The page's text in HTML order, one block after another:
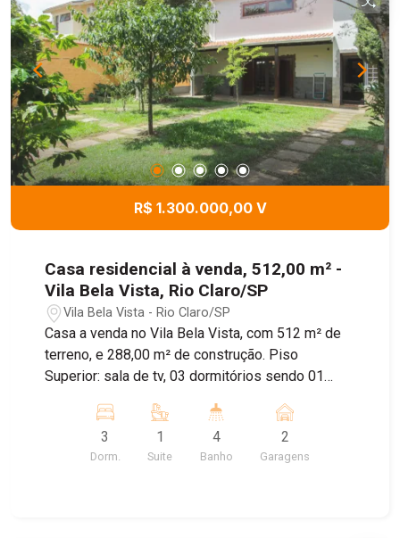
R$ 1.300.000,00 V
Casa residencial à venda, 512,00 m² -
Vila Bela Vista, Rio Claro/SP
Vila Bela Vista - Rio Claro/SP
Casa a venda no Vila Bela Vista, com 512 m² de
terreno, e 288,00 m² de construção. Piso
Superior: sala de tv, 03 dormitórios sendo 01
social. Piso inferior: sala de estar, sala de jantar,
lavabo, sala de descanso, cozinha planejada, e
lavanderia com armários, amplo quintal, garagem
3
Dorm.
1
Suite
4
Banho
2
Garagens